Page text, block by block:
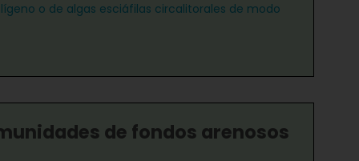
o de algas esciáfilas circalitorales de modo
de fondos arenosos